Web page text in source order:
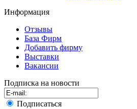
Информация
Отзывы
База Фирм
Добавить фирму
Выставки
Вакансии
Подписка на новости
Подписаться